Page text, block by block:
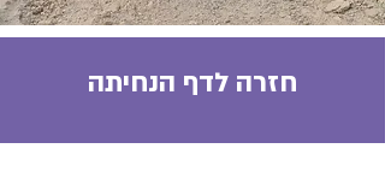
חזרה לדף הנחיתה